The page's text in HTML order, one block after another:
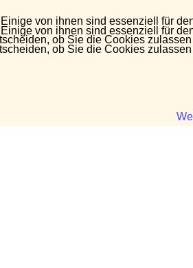
von ihnen sind essenziell für
ob Sie die Cookies
von ihnen sind essenziell für
ob Sie die Cookies